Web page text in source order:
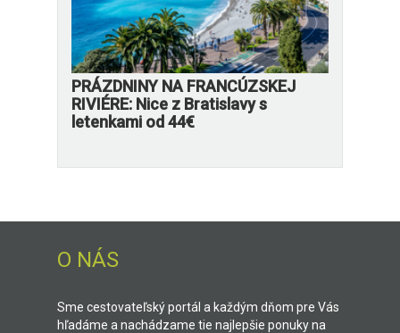
PRÁZDNINY NA FRANCÚZSKEJ
RIVIÉRE: Nice z Bratislavy s
letenkami od 44€
O NÁS
Sme cestovateľský portál a každým dňom pre Vás
hľadáme a nachádzame tie najlepšie ponuky na